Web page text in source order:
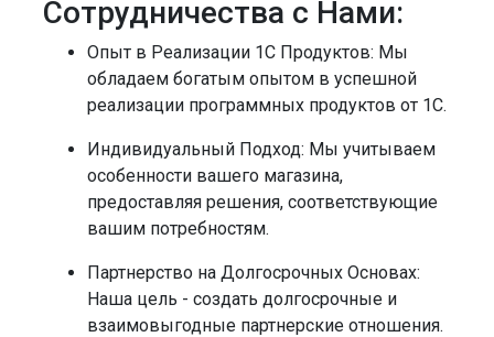
Сотрудничества с Нами:
Опыт в Реализации 1С Продуктов: Мы
обладаем богатым опытом в успешной
реализации программных продуктов от 1С.
Индивидуальный Подход: Мы учитываем
особенности вашего магазина,
предоставляя решения, соответствующие
вашим потребностям.
Партнерство на Долгосрочных Основах:
Наша цель - создать долгосрочные и
взаимовыгодные партнерские отношения.